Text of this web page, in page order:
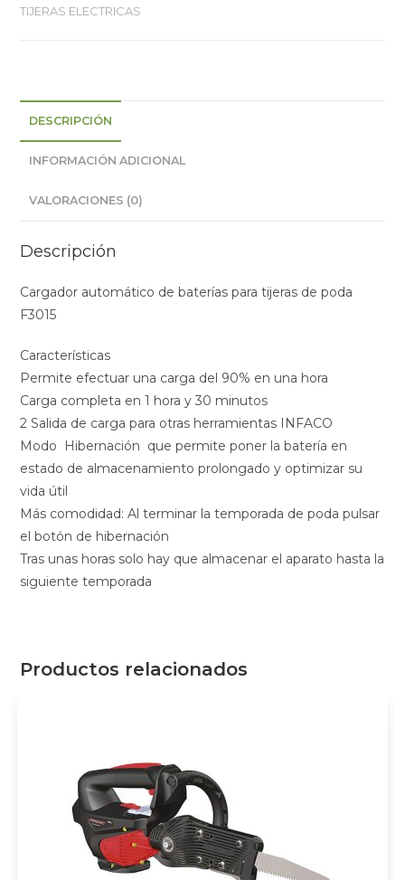
TIJERAS ELECTRICAS
DESCRIPCIÓN
INFORMACIÓN ADICIONAL
VALORACIONES (0)
Descripción
Cargador automático de baterías para tijeras de poda
F3015
Características
Permite efectuar una carga del 90% en una hora
Carga completa en 1 hora y 30 minutos
2 Salida de carga para otras herramientas INFACO
Modo Hibernación que permite poner la batería en
estado de almacenamiento prolongado y optimizar su
vida útil
Más comodidad: Al terminar la temporada de poda pulsar
el botón de hibernación
Tras unas horas solo hay que almacenar el aparato hasta la
siguiente temporada
Productos relacionados